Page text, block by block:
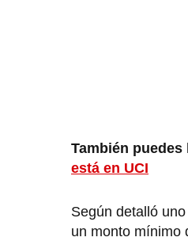
También puedes
está en UCI
Según detalló
un monto mínimo